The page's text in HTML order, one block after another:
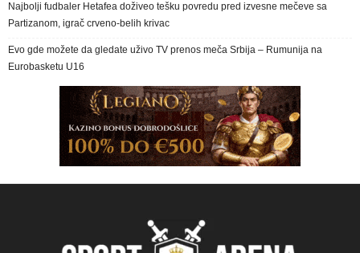
Najbolji fudbaler Hetafea doživeo tešku povredu pred izvesne mečeve sa
Partizanom, igrač crveno-belih krivac
Evo gde možete da gledate uživo TV prenos meča Srbija – Rumunija na
Eurobasketu U16